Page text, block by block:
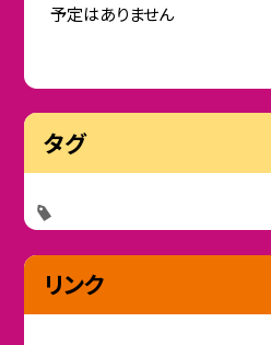
予定はありません
タグ
リンク